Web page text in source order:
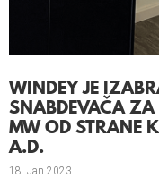
WINDEY JE
SNABDEVAČA ZA
MW OD STRANE
A.D.
18. Jan 2023.